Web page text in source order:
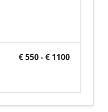
€ 550 - € 1100